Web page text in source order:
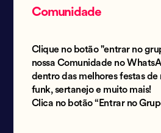
Comunidade
Clique no botão "entrar no
nossa Comunidade no
dentro das melhores festas
funk, sertanejo e muito mais!
Clica no botão “Entrar no